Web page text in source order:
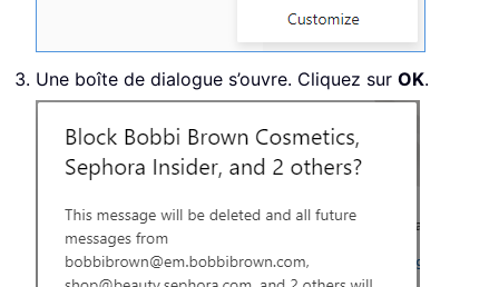
Une boîte de dialogue s’ouvre. Cliquez sur OK.